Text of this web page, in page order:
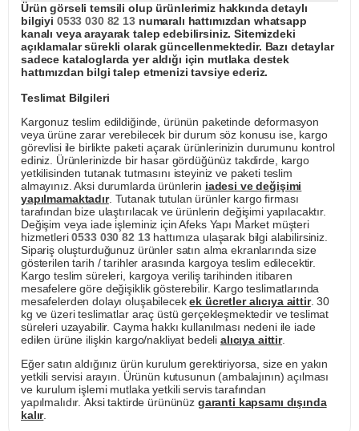
Ürün görseli temsili olup ürünlerimiz hakkında detaylı
bilgiyi 0533 030 82 13numaralı hattımızdan whatsapp
kanalı veya arayarak talep edebilirsiniz. Sitemizdeki
açıklamalar sürekli olarak güncellenmektedir. Bazı detaylar
sadece kataloglarda yer aldığı için mutlaka destek
hattımızdan bilgi talep etmenizi tavsiye ederiz.
Teslimat Bilgileri
Kargonuz teslim edildiğinde, ürünün paketinde deformasyon
veya ürüne zarar verebilecek bir durum söz konusu ise, kargo
görevlisi ile birlikte paketi açarak ürünlerinizin durumunu kontrol
ediniz. Ürünlerinizde bir hasar gördüğünüz takdirde, kargo
yetkilisinden tutanak tutmasını isteyiniz ve paketi teslim
almayınız. Aksi durumlarda ürünlerin iadesi ve değişimi
yapılmamaktadır. Tutanak tutulan ürünler kargo firması
tarafından bize ulaştırılacak ve ürünlerin değişimi yapılacaktır.
Değişim veya iade işleminiz için Afeks Yapı Market müşteri
hizmetleri0533 030 82 13hattımıza ulaşarak bilgi alabilirsiniz.
Sipariş oluşturduğunuz ürünler satın alma ekranlarında size
gösterilen tarih / tarihler arasında kargoya teslim edilecektir.
Kargo teslim süreleri, kargoya veriliş tarihinden itibaren
mesafelere göre değişiklik gösterebilir. Kargo teslimatlarında
mesafelerden dolayı oluşabilecekek ücretler alıcıya aittir. 30
kg ve üzeri teslimatlar araç üstü gerçekleşmektedir ve teslimat
süreleri uzayabilir. Cayma hakkı kullanılması nedeni ile iade
edilen ürüne ilişkin kargo/nakliyat bedeli alıcıya aittir.
Eğer satın aldığınız ürün kurulum gerektiriyorsa, size en yakın
yetkili servisi arayın. Ürünün kutusunun (ambalajının) açılması
ve kurulum işlemi mutlaka yetkili servis tarafından
yapılmalıdır. Aksi taktirde ürününüz garanti kapsamı dışında
kalır.